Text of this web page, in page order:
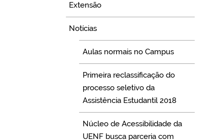
Extensão
Notícias
Aulas normais no Campus
Primeira reclassificação do
processo seletivo da
Assistência Estudantil 2018
Núcleo de Acessibilidade da
UENF busca parceria com